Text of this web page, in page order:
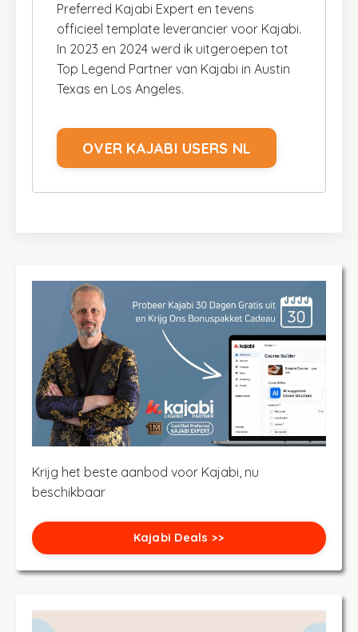
Preferred Kajabi Expert en tevens
officieel template leverancier voor Kajabi.
In 2023 en 2024 werd ik uitgeroepen tot
Top Legend Partner van Kajabi in Austin
Texas en Los Angeles.
OVER KAJABI USERS NL
Krijg het beste aanbod voor Kajabi, nu
beschikbaar
Kajabi Deals >>